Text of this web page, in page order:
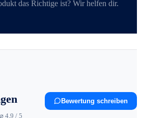
das Richtige ist? Wir helfen dir.
4,9 / 5
Bewertung schreiben